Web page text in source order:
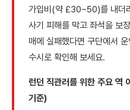
가입비(약 £30~50)를 내더
사기 피해를 막고 좌석을 보
매에 실패했다면 구단에서
수시로 확인해 보세요.
런던 직관러를 위한 주요 역
기준)